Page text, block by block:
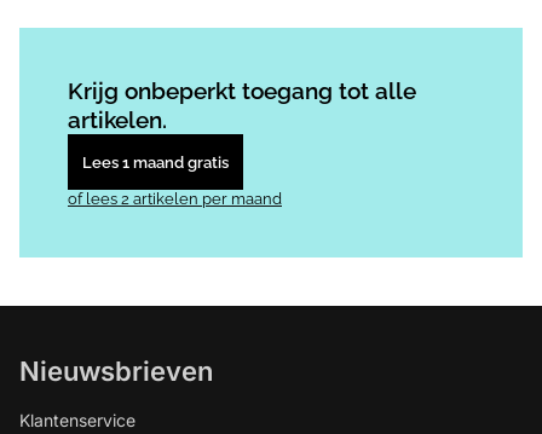
Krijg onbeperkt toegang tot alle
artikelen.
Lees 1 maand gratis
of lees 2 artikelen per maand
Nieuwsbrieven
Klantenservice